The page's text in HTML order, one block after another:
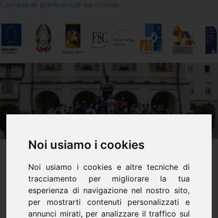
Noi usiamo i cookies
Noi usiamo i cookies e altre tecniche di
tracciamento per migliorare la tua
esperienza di navigazione nel nostro sito,
per mostrarti contenuti personalizzati e
annunci mirati, per analizzare il traffico sul
Cambia le preferenze sui cookie.
Gita a Torino 2018
La gita a Torino delle classi prime del